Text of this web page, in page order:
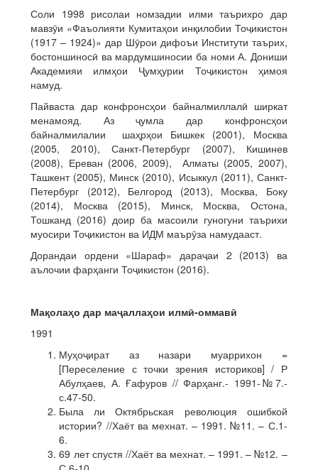
Соли 1998 рисолаи номзадии илми таърихро дар
мавзӯи «Фаъолияти Кумитаҳои инқилобии Тоҷикистон
(1917 – 1924)» дар Шӯрои дифоъи Институти таърих,
бостоншиносӣ ва мардумшиносии ба номи А. Дониши
Академияи илмҳои Ҷумҳурии Тоҷикистон ҳимоя
намуд.
Пайваста дар конфронсҳои байналмиллалӣ ширкат
менамояд. Аз ҷумла дар конфронсҳои
байналмилалии шаҳрҳои Бишкек (2001), Москва
(2005, 2010), Санкт-Петербург (2007), Кишинев
(2008), Ереван (2006, 2009), Алматы (2005, 2007),
Ташкент (2005), Минск (2010), Исыккул (2011), Санкт-
Петербург (2012), Белгород (2013), Москва, Боку
(2014), Москва (2015), Минск, Москва, Остона,
Тошканд (2016) доир ба масоили гуногуни таърихи
муосири Тоҷикистон ва ИДМ маърӯза намудааст.
Дорандаи ордени «Шараф» дараҷаи 2 (2013) ва
аълочии фарҳанги Тоҷикистон (2016).
Мақолаҳо дар маҷаллаҳои илмӣ-оммавӣ
1991
Муҳоҷират аз назари муаррихон =
[Переселение с точки зрения историков] / Р
Абулҳаев, А. Ғафуров // Фарҳанг.- 1991-№7.-
с.47-50.
Была ли Октябрьская революция ошибкой
истории? //Хаёт ва мехнат. – 1991. №11. – С.1-
6.
69 лет спустя //Хаёт ва мехнат. – 1991. – №12. –